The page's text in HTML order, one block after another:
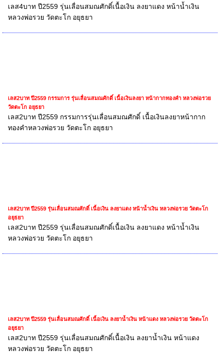
เลส4บาท ปี2559 รุ่นเลื่อนสมณศักดิ์เนื้อเงิน ลงยาแดง หน้าน้ำเงิน
หลวงพ่อรวย วัดตะโก อยุธยา
เลส2บาท ปี2559 กรรมการ รุ่นเลื่อนสมณศักดิ์ เนื้อเงินลงยา หน้ากากทองคำ หลวงพ่อรวย
วัดตะโก อยุธยา
เลส2บาท ปี2559 กรรมการรุ่นเลื่อนสมณศักดิ์ เนื้อเงินลงยาหน้ากาก
ทองคำหลวงพ่อรวย วัดตะโก อยุธยา
เลส2บาท ปี2559 รุ่นเลื่อนสมณศักดิ์ เนื้อเงิน ลงยาแดง หน้าน้ำเงิน หลวงพ่อรวย วัดตะโก
อยุธยา
เลส2บาท ปี2559 รุ่นเลื่อนสมณศักดิ์เนื้อเงิน ลงยาแดง หน้าน้ำเงิน
หลวงพ่อรวย วัดตะโก อยุธยา
เลส2บาท ปี2559 รุ่นเลื่อนสมณศักดิ์ เนื้อเงิน ลงยาน้ำเงิน หน้าแดง หลวงพ่อรวย วัดตะโก
อยุธยา
เลส2บาท ปี2559 รุ่นเลื่อนสมณศักดิ์เนื้อเงิน ลงยาน้ำเงิน หน้าแดง
หลวงพ่อรวย วัดตะโก อยุธยา